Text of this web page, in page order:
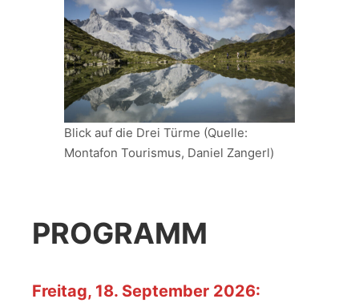
Blick auf die Drei Türme (Quelle:
Montafon Tourismus, Daniel Zangerl)
PROGRAMM
Freitag, 18. September 2026: